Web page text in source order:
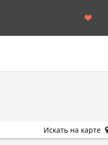
Искать на карте